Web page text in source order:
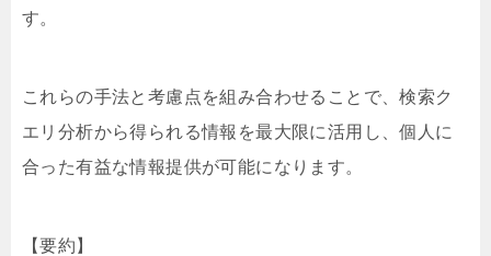
す。
これらの手法と考慮点を組み合わせることで、検索ク
エリ分析から得られる情報を最大限に活用し、個人に
合った有益な情報提供が可能になります。
【要約】